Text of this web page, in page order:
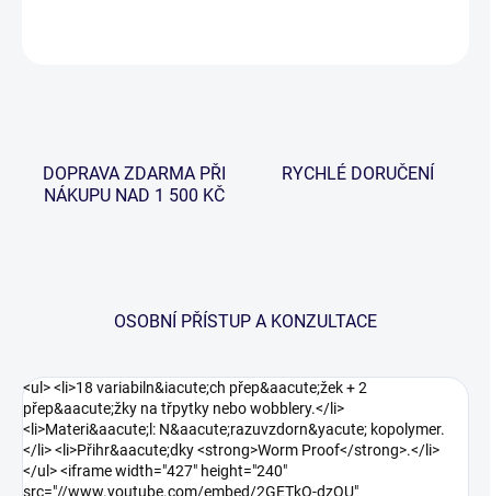
DOPRAVA ZDARMA PŘI
NÁKUPU NAD 1 500 KČ
RYCHLÉ DORUČENÍ
OSOBNÍ PŘÍSTUP A KONZULTACE
<ul> <li>18 variabiln&iacute;ch přep&aacute;žek + 2
přep&aacute;žky na třpytky nebo wobblery.</li>
<li>Materi&aacute;l: N&aacute;razuvzdorn&yacute; kopolymer.
</li> <li>Přihr&aacute;dky <strong>Worm Proof</strong>.</li>
</ul> <iframe width="427" height="240"
src="//www.youtube.com/embed/2GETkO-dzOU"